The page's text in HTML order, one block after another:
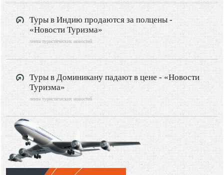
Туры в Индию продаются за полцены -
«Новости Туризма»
лента туристических новостей
Туры в Доминикану падают в цене - «Новости
Туризма»
лента туристических новостей